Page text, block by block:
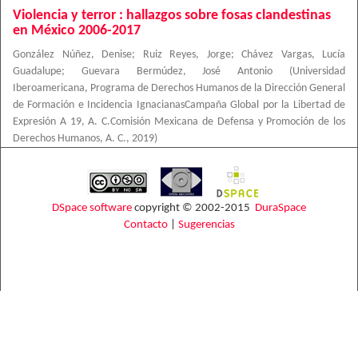
Violencia y terror : hallazgos sobre fosas clandestinas
en México 2006-2017
González Núñez, Denise; Ruiz Reyes, Jorge; Chávez Vargas, Lucía
Guadalupe; Guevara Bermúdez, José Antonio (Universidad
Iberoamericana, Programa de Derechos Humanos de la Dirección General
de Formación e Incidencia IgnacianasCampaña Global por la Libertad de
Expresión A 19, A. C.Comisión Mexicana de Defensa y Promoción de los
Derechos Humanos, A. C., 2019)
DSpace software copyright © 2002-2015 DuraSpace
Contacto| Sugerencias